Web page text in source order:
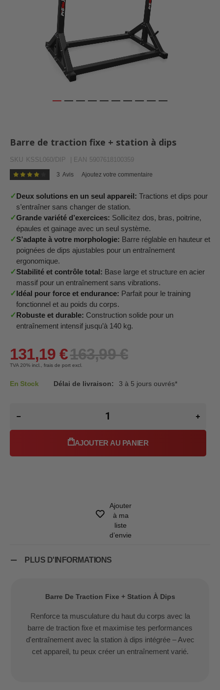
beginning
the
images
gallery
Barre de traction fixe + station à dips
SKU KSSL060/DIP | EAN 5907618100359
Évaluation:
84
% of100
3 Avis Ajoutez votre commentaire
✓Deux solutions en un seul appareil: Tractions et dips pour
s’entraîner sans changer de station.
✓Grande variété d’exercices: Sollicitez dos, bras, poitrine,
épaules et gainage avec un seul système.
✓S’adapte à votre morphologie: Barre réglable en hauteur et
poignées de dips ajustables pour un entraînement
ergonomique.
✓Stabilité et contrôle total: Base large et structure en acier
massif pour un entraînement sans vibrations.
✓Idéal pour force et endurance: Parfait pour le training
fonctionnel et au poids du corps.
✓Robuste et durable: Construction solide pour un
entraînement intensif jusqu’à 140 kg.
131,19 €163,99 €
TVA 20% incl., frais de port excl.
En Stock Délai de livraison: 3 à 5 jours ouvrés*
AJOUTER AU PANIER
Ajouter
à ma
liste
d’envie
PLUS D'INFORMATIONS
Barre De Traction Fixe + Station À Dips
Renforce ta musculature du haut du corps avec la
barre de traction fixe et maximise tes performances
d'entraînement avec la station à dips intégrée – Avec
cet appareil, tu peux créer un entraînement varié.